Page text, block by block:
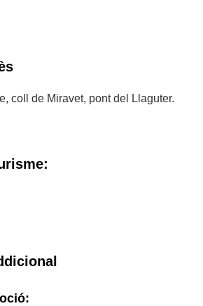
coll de Miravet, pont del Llaguter.